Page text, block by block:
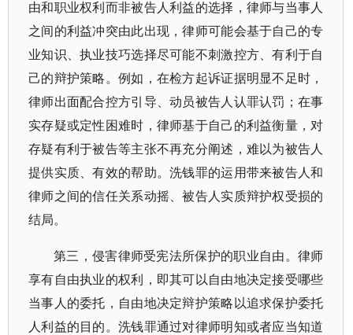
由和职业权利而非被告人利益的选择，律师与当事人
之间的利益冲突由此出现，律师可能会基于自己的专
业知识、执业技巧选择尽可能不刺激控方、有利于自
己的辩护策略。例如，在检方起诉证据明显不足时，
律师出面配合控方引导、动员被告人认罪认罚；在事
实存疑或定性困难时，律师基于自己的利益衡量，对
存疑有利于被告等主张不再充分阐述，难以为被告人
提供实质、有效的帮助。洗钱罪的运用带来被告人和
律师之间的信任关系动摇、被告人实质辩护权受损的
结局。
第三，侵害律师受宪法所保护的职业自由。律师
享有自由执业的权利，即其可以自由地决定接受哪些
当事人的委托，自由地决定辩护策略以追求保护委托
人利益的目的。洗钱罪通过对律师明知或者应当知道